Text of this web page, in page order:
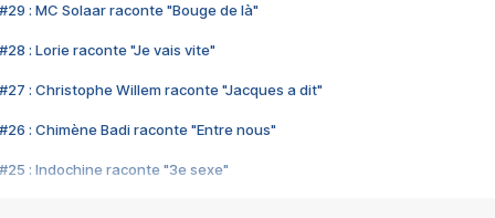
#29 : MC Solaar raconte "Bouge de là"
#28 : Lorie raconte "Je vais vite"
#27 : Christophe Willem raconte "Jacques a dit"
#26 : Chimène Badi raconte "Entre nous"
#25 : Indochine raconte "3e sexe"